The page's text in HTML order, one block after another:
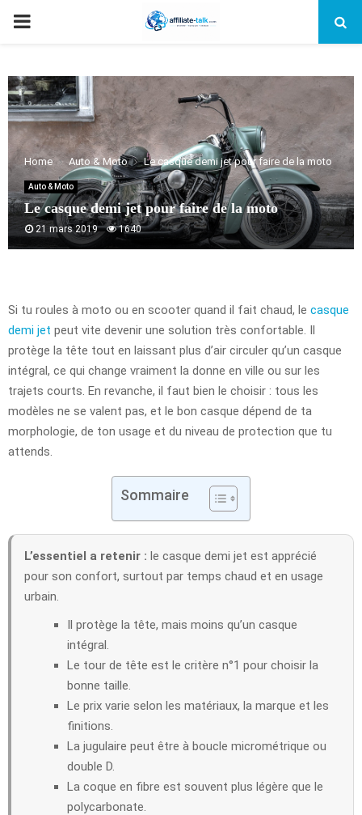
PRIMARY
Home Auto & Moto Le casque demi jet pour faire de la moto
Auto & Moto
Le casque demi jet pour faire de la moto
21 mars 2019 1640
Si tu roules à moto ou en scooter quand il fait chaud, le casque
demi jet peut vite devenir une solution très confortable. Il
protège la tête tout en laissant plus d’air circuler qu’un casque
intégral, ce qui change vraiment la donne en ville ou sur les
trajets courts. En revanche, il faut bien le choisir : tous les
modèles ne se valent pas, et le bon casque dépend de ta
morphologie, de ton usage et du niveau de protection que tu
attends.
Sommaire
L’essentiel a retenir : le casque demi jet est apprécié
pour son confort, surtout par temps chaud et en usage
urbain.
Il protège la tête, mais moins qu’un casque
intégral.
Le tour de tête est le critère n°1 pour choisir la
bonne taille.
Le prix varie selon les matériaux, la marque et les
finitions.
La jugulaire peut être à boucle micrométrique ou
double D.
La coque en fibre est souvent plus légère que le
polycarbonate.